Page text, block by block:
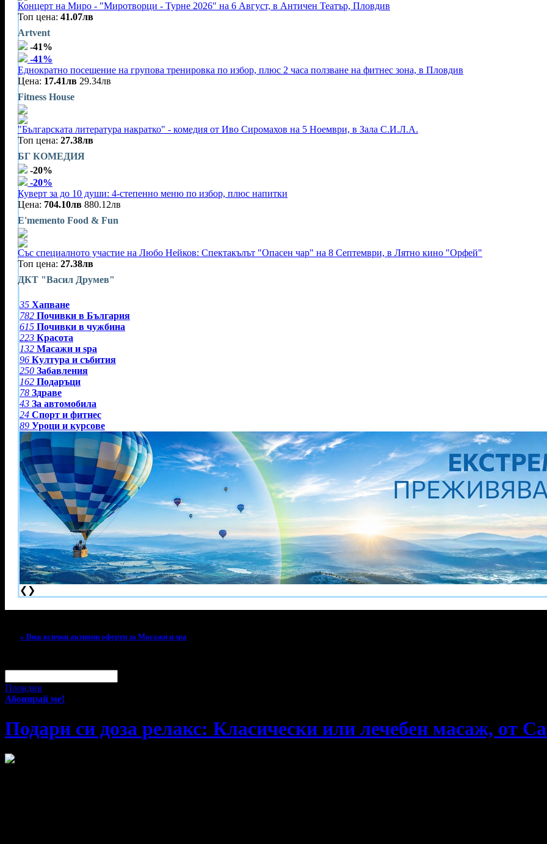
Концерт на Миро - "Миротворци - Турне 2026" на 6 Август, в Античен Театър, Пловдив
Топ цена: 41.07лв
Artvent
-41%
-41%
Еднократно посещение на групова тренировка по избор, плюс 2 часа ползване на фитнес зона, в Пловдив
Цена: 17.41лв 29.34лв
Fitness House
"Българската литература накратко" - комедия от Иво Сиромахов на 5 Ноември, в Зала С.И.Л.А.
Топ цена: 27.38лв
БГ КОМЕДИЯ
-20%
-20%
Куверт за до 10 души: 4-степенно меню по избор, плюс напитки
Цена: 704.10лв 880.12лв
E'memento Food & Fun
Със специалното участие на Любо Нейков: Спектакълът "Опасен чар" на 8 Септември, в Лятно кино "Орфей"
Топ цена: 27.38лв
ДКТ "Васил Друмев"
35 Хапване
782 Почивки в България
615 Почивки в чужбина
223 Красота
132 Масажи и spa
96 Култура и събития
250 Забавления
162 Подаръци
78 Здраве
43 За автомобила
24 Спорт и фитнес
89 Уроци и курсове
❮ ❯
» Виж всички активни оферти за Масажи и spa
Пловдив
Абонирай ме!
Подари си доза релакс: Класически или лечебен масаж, от